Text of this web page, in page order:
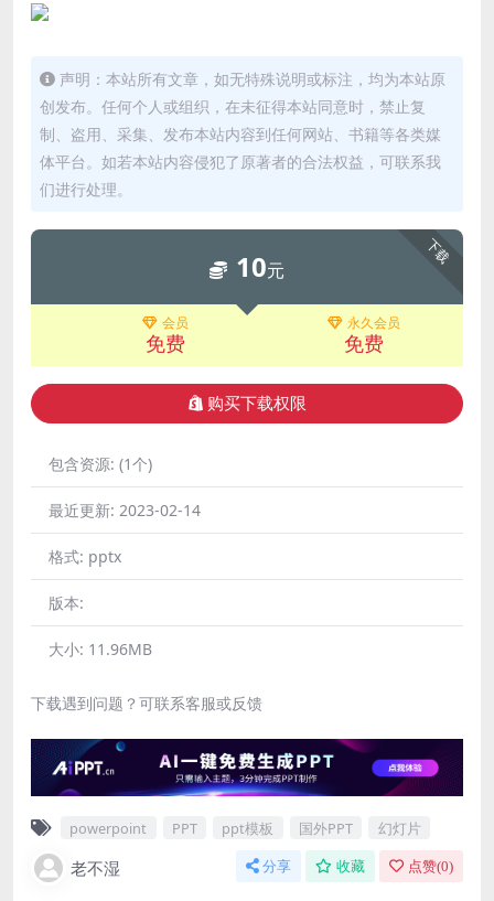
声明：本站所有文章，如无特殊说明或标注，均为本站原
创发布。任何个人或组织，在未征得本站同意时，禁止复
制、盗用、采集、发布本站内容到任何网站、书籍等各类媒
体平台。如若本站内容侵犯了原著者的合法权益，可联系我
们进行处理。
下载
10元
会员
免费
永久会员
免费
购买下载权限
包含资源: (1个)
最近更新: 2023-02-14
格式: pptx
版本:
大小: 11.96MB
下载遇到问题？可联系客服或反馈
powerpoint PPT ppt模板 国外PPT 幻灯片
老不湿 分享 收藏 点赞(0)